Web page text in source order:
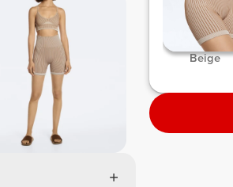
Beige